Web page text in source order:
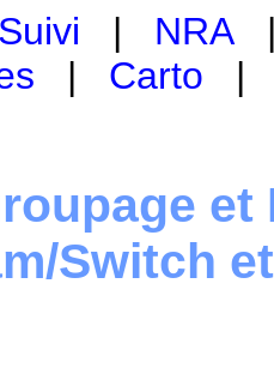
Suivi | NRA
| Carto
et
Switch